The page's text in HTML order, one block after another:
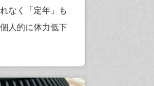
なく「定年」も
人的に体力低下